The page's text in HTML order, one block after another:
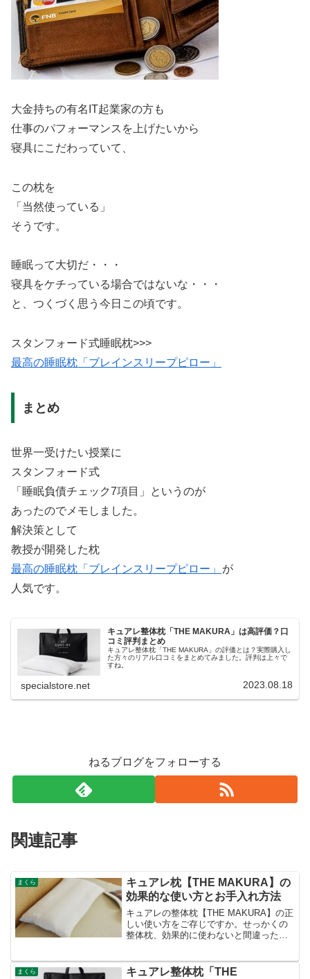
大金持ちの有名IT起業家の方も
仕事のパフォーマンスを上げたいから
寝具にこだわっていて、
この枕を
「当然使っている」
そうです。
睡眠って大切だ・・・
寝具をケチっている場合ではないな・・・
と、つくづく思う今日この頃です。
スタンフォード式睡眠枕>>>
最高の睡眠枕「ブレインスリープピロー」
まとめ
世界一受けたい授業に
スタンフォード式
「睡眠負債チェック7項目」というのが
あったのでメモしました。
解決策として
教授が開発した枕
最高の睡眠枕「ブレインスリープピロー」
が
人気です。
キュアレ整体枕「THE MAKURA」は高評価？口
コミ評判まとめ
キュアレ整体枕「THE MAKURA」の評価とは？実際購入し
た方々のリアル口コミをまとめてみました。評判は上々で
すね。
specialstore.net 2023.08.18
ねるブログをフォローする
関連記事
まくら
キュアレ枕【THE MAKURA】の
効果的な使い方とお手入れ方法
キュアレの整体枕【THE MAKURA】の正
しい使い方をご存じですか。せっかくの
整体枕、効果的に使わないと間違った使
などお手入れ方法もチェックしました。
まくら キュアレ整体枕「THE